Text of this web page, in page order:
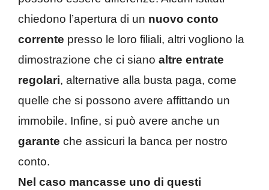
chiedono l’apertura di un nuovo conto
corrente presso le loro filiali, altri vogliono la
dimostrazione che ci siano altre entrate
regolari, alternative alla busta paga, come
quelle che si possono avere affittando un
immobile. Infine, si può avere anche un
garante che assicuri la banca per nostro
conto.
Nel caso mancasse uno di questi